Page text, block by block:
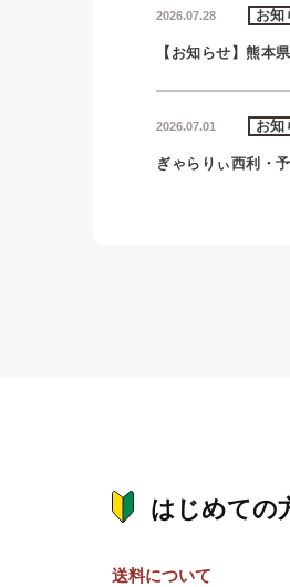
2026.07.28 お知
【お知らせ】熊本
2026.07.01 お知
ぎゃらりぃ西利・
はじめての
送料について